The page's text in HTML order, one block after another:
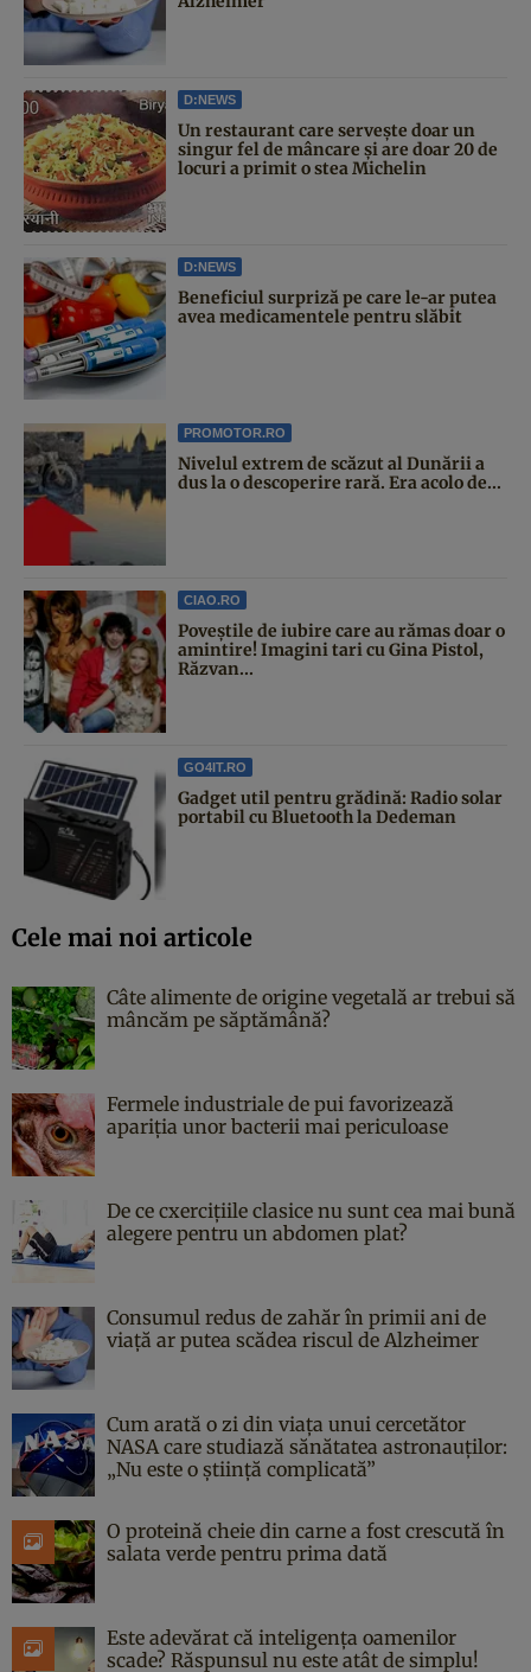
D:NEWS
Un restaurant care servește doar un
singur fel de mâncare și are doar 20 de
locuri a primit o stea Michelin
D:NEWS
Beneficiul surpriză pe care le-ar putea
avea medicamentele pentru slăbit
PROMOTOR.RO
Nivelul extrem de scăzut al Dunării a
dus la o descoperire rară. Era acolo de...
CIAO.RO
Poveştile de iubire care au rămas doar o
amintire! Imagini tari cu Gina Pistol,
Răzvan...
GO4IT.RO
Gadget util pentru grădină: Radio solar
portabil cu Bluetooth la Dedeman
Cele mai noi articole
Câte alimente de origine vegetală ar trebui să
mâncăm pe săptămână?
Fermele industriale de pui favorizează
apariția unor bacterii mai periculoase
De ce cxercițiile clasice nu sunt cea mai bună
alegere pentru un abdomen plat?
Consumul redus de zahăr în primii ani de
viață ar putea scădea riscul de Alzheimer
Cum arată o zi din viața unui cercetător
NASA care studiază sănătatea astronauților:
„Nu este o știință complicată”
O proteină cheie din carne a fost crescută în
salata verde pentru prima dată
Este adevărat că inteligența oamenilor
scade? Răspunsul nu este atât de simplu!